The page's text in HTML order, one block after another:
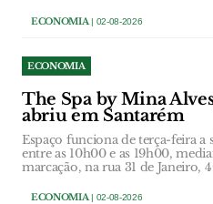
ECONOMIA | 02-08-2026
ECONOMIA
The Spa by Mina
abriu em Santarém
Espaço funciona de terça-feira a
entre as 10h00 e as 19h00,
marcação, na rua 31 de Janeiro,
ECONOMIA | 02-08-2026